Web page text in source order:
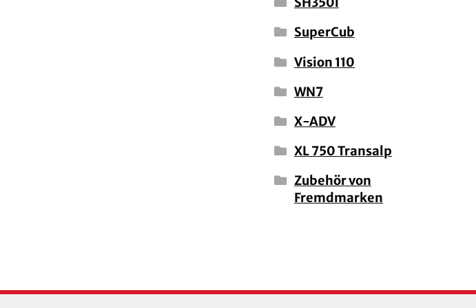
SuperCub
Vision 110
WN7
X-ADV
XL 750 Transalp
Zubehör von
Fremdmarken